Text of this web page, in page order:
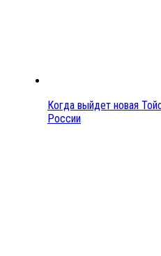
Когда выйдет новая
России